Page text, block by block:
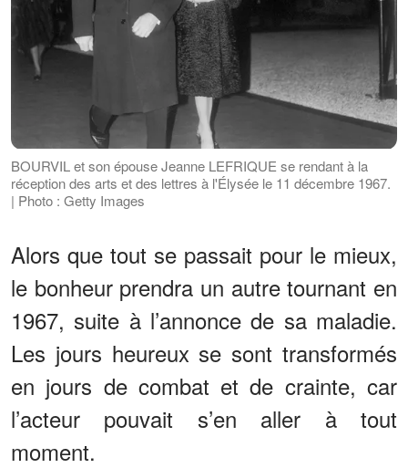
BOURVIL et son épouse Jeanne LEFRIQUE se rendant à la
réception des arts et des lettres à l'Élysée le 11 décembre 1967.
| Photo : Getty Images
Alors que tout se passait pour le mieux,
le bonheur prendra un autre tournant en
1967, suite à l’annonce de sa maladie.
Les jours heureux se sont transformés
en jours de combat et de crainte, car
l’acteur pouvait s’en aller à tout
moment.